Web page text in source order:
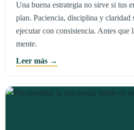
Una buena estrategia no sirve si tus
plan. Paciencia, disciplina y claridad
ejecutar con consistencia. Antes que
mente.
Leer más →